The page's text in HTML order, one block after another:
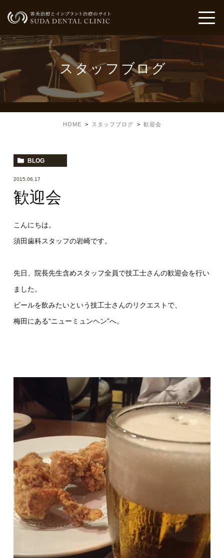
スタッフブログ
HOME スタッフブログ 歓迎会
BLOG
2015.06.17
歓迎会
こんにちは。
須田歯科スタッフの岩崎です。
先日、院長先生含めスタッフ全員で技工士さんの歓迎会を行い
ました。
ビールを飲みたいという技工士さんのリクエストで、
梅田にある“ニューミュンヘン”へ。